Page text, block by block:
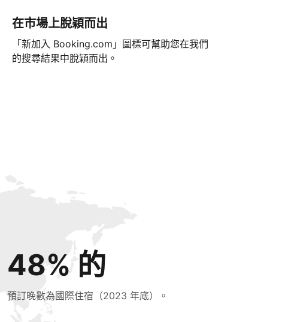
在市場上脫穎而出
「新加入 Booking.com」圖標可幫助您在我們
的搜尋結果中脫穎而出。
48% 的
預訂晚數為國際住宿（2023 年底）。